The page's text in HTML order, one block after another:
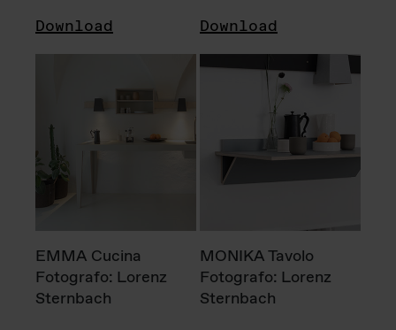
Download Download
EMMA Cucina
Fotografo: Lorenz
Sternbach
MONIKA Tavolo
Fotografo: Lorenz
Sternbach